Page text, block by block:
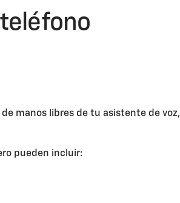
manos libres de tu asistente de voz,
pueden incluir: